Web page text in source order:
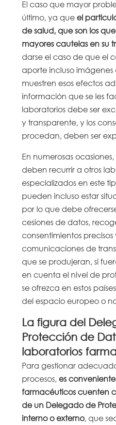
El caso que mayor
último, ya queel
de salud, que son los
mayores cautelas en su
darse el caso de que el
aporte incluso
muestren esos efectos
información que se les
laboratorios debe ser
y transparente, y los
procedan, deben ser
En numerosas
deben recurrir a otros
especializados en este
pueden incluso estar
por lo que debe
cesiones de datos,
consentimientos precisos
comunicaciones de
que se produjeran, si
en cuenta el nivel de
se ofrezca en estos
del espacio europeo o
La figura del
Protección de
laboratorios
Para gestionar
procesos,es
farmacéuticos cuenten
de un Delegado de
interno o externo, que